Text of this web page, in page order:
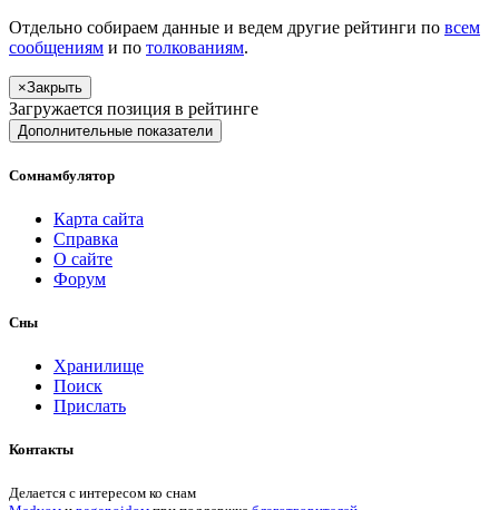
Отдельно собираем данные и ведем другие рейтинги по всем
сообщениям и по толкованиям.
×Закрыть
Загружается позиция в рейтинге
Дополнительные показатели
Сомнамбулятор
Карта сайта
Справка
О сайте
Форум
Сны
Хранилище
Поиск
Прислать
Контакты
Делается с интересом ко снам